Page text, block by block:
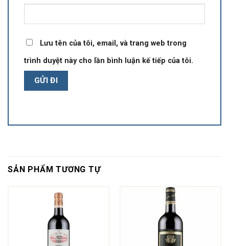
Lưu tên của tôi, email, và trang web trong
trình duyệt này cho lần bình luận kế tiếp của tôi.
SẢN PHẨM TƯƠNG TỰ